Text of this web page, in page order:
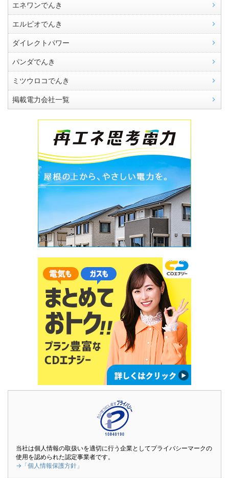
エネワンでんき
エルピオでんき
ダイレクトパワー
パンダでんき
ミツウロコでんき
掲載電力会社一覧
当社は個人情報の取扱いを適切に行う企業としてプライバシーマークの
使用を認められた認定事業者です。
→「個人情報保護方針」